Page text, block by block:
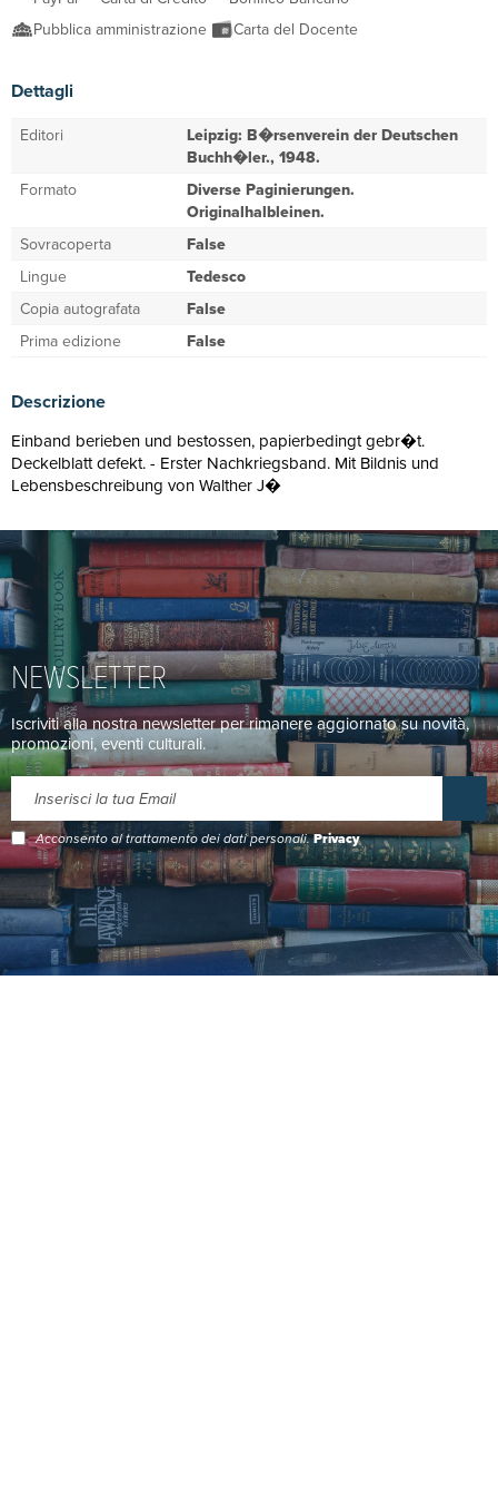
Pubblica amministrazione
Carta del Docente
Dettagli
Editori
Leipzig: B�rsenverein der Deutschen
Buchh�ler., 1948.
Formato
Diverse Paginierungen.
Originalhalbleinen.
Sovracoperta
False
Lingue
Tedesco
Copia autografata
False
Prima edizione
False
Descrizione
Einband berieben und bestossen, papierbedingt gebr�t.
Deckelblatt defekt. - Erster Nachkriegsband. Mit Bildnis und
Lebensbeschreibung von Walther J�
NEWSLETTER
Iscriviti alla nostra newsletter per rimanere aggiornato su novità,
promozioni, eventi culturali.
Acconsento al trattamento dei dati personali.Privacy